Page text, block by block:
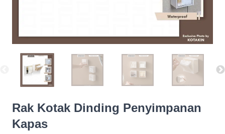
Rak Kotak Dinding Penyimpanan
Kapas